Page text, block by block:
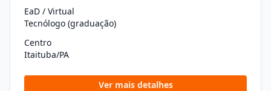
EaD / Virtual
Tecnólogo (graduação)
Centro
Itaituba/PA
Ver mais detalhes